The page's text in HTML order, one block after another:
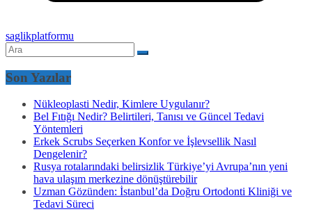
saglikplatformu
Son Yazılar
Nükleoplasti Nedir, Kimlere Uygulanır?
Bel Fıtığı Nedir? Belirtileri, Tanısı ve Güncel Tedavi
Yöntemleri
Erkek Scrubs Seçerken Konfor ve İşlevsellik Nasıl
Dengelenir?
Rusya rotalarındaki belirsizlik Türkiye’yi Avrupa’nın yeni
hava ulaşım merkezine dönüştürebilir
Uzman Gözünden: İstanbul’da Doğru Ortodonti Kliniği ve
Tedavi Süreci